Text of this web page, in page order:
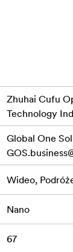
można
Zhuhai Cufu
Technology
Global One
Wideo,
Nano
67